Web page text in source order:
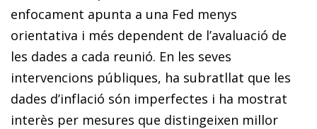
enfocament apunta a una Fed menys
orientativa i més dependent de l’avaluació de
les dades a cada reunió. En les seves
intervencions públiques, ha subratllat que les
dades d’inflació són imperfectes i ha mostrat
interès per mesures que distingeixen millor